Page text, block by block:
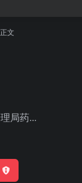
正文
局药...